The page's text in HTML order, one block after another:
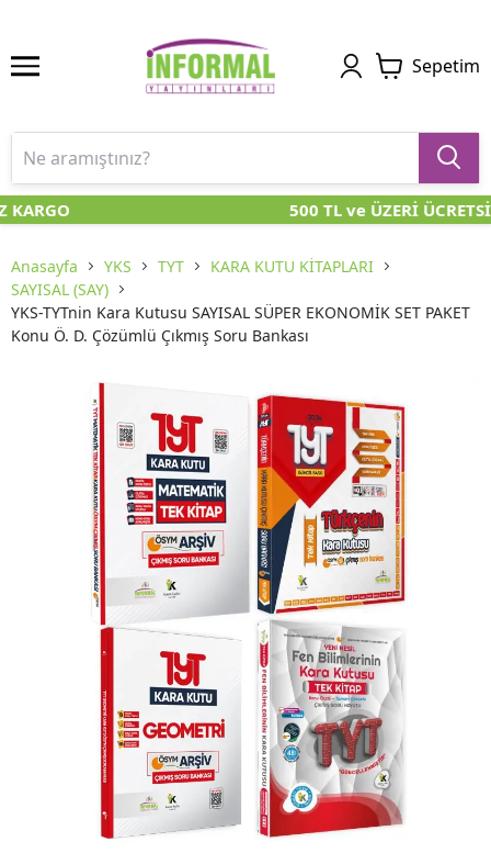
Sepetim
500 TL ve ÜZERİ
Anasayfa YKS TYT
KARA KUTU KİTAPLARI
SAYISAL (SAY)
YKS-TYTnin Kara Kutusu SAYISAL SÜPER EKONOMİK SET PAKET
Konu Ö. D. Çözümlü Çıkmış Soru Bankası